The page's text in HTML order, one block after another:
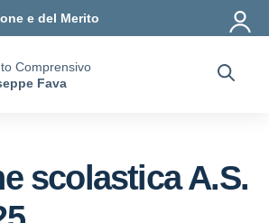
e del Merito
Comprensivo
Fava
scolastica A.S.